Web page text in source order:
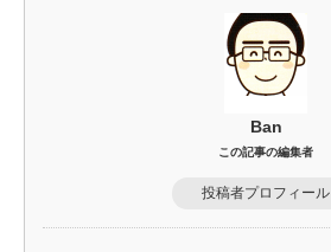
Ban
この記事の編集者
投稿者プロフィール